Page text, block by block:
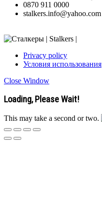
0870 911 0000
stalkers.info@yahoo.com
Privacy policy
Условия использования
Close Window
Loading, Please Wait!
This may take a second or two.